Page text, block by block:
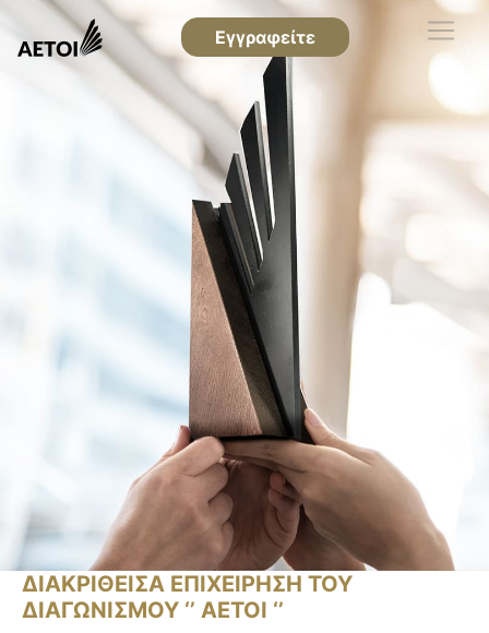
Εγγραφείτε
ΔΙΑΚΡΙΘΕΙΣΑ ΕΠΙΧΕΙΡΗΣΗ ΤΟΥ
ΔΙΑΓΩΝΙΣΜΟΥ ‘’ ΑΕΤΟΙ ‘’